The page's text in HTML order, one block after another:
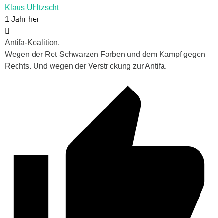
Klaus Uhltzscht
1 Jahr her
Antifa-Koalition.
Wegen der Rot-Schwarzen Farben und dem Kampf gegen
Rechts. Und wegen der Verstrickung zur Antifa.